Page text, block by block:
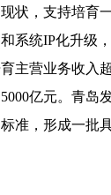
状，支持培育
系统IP化升级
营业务收入
亿元。青岛
准，形成一批